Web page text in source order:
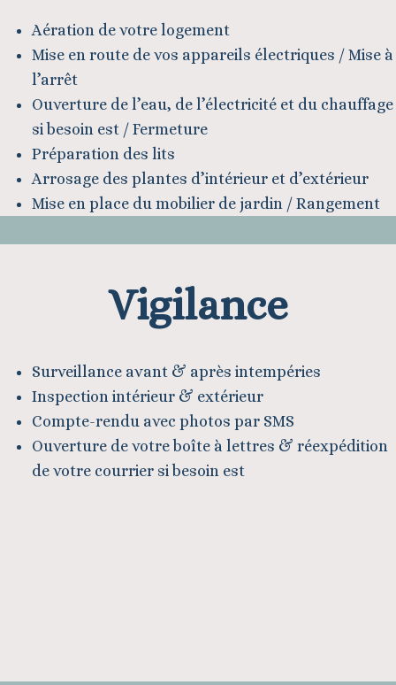
Aération de votre logement
Mise en route de vos appareils électriques / Mise à
l’arrêt
Ouverture de l’eau, de l’électricité et du chauffage
si besoin est / Fermeture
Préparation des lits
Arrosage des plantes d’intérieur et d’extérieur
Mise en place du mobilier de jardin / Rangement
Vigilance
Surveillance avant & après intempéries
Inspection intérieur & extérieur
Compte-rendu avec photos par SMS
Ouverture de votre boîte à lettres & réexpédition
de votre courrier si besoin est